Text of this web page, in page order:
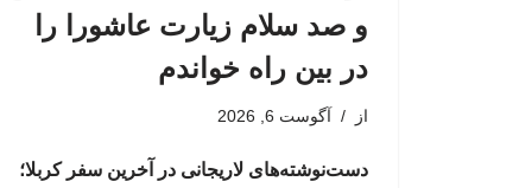
و صد سلام زیارت عاشورا را
در بین راه خواندم
از آگوست 6, 2026
دست‌نوشته‌های لاریجانی در آخرین سفر کربلا؛